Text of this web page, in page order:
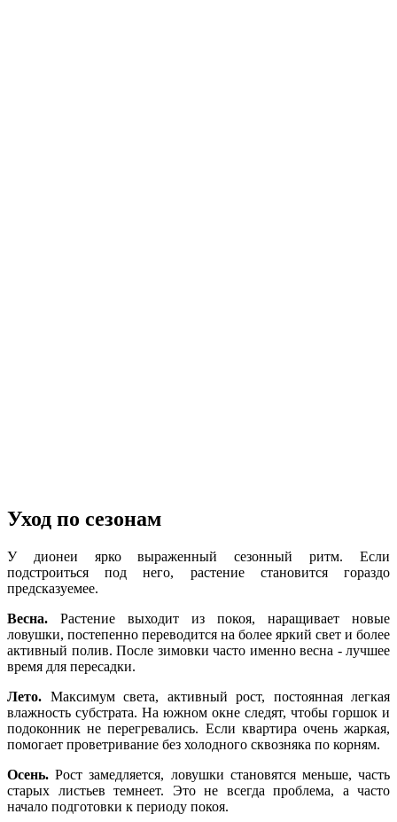
Уход по сезонам
У дионеи ярко выраженный сезонный ритм. Если
подстроиться под него, растение становится гораздо
предсказуемее.
Весна. Растение выходит из покоя, наращивает новые
ловушки, постепенно переводится на более яркий свет и более
активный полив. После зимовки часто именно весна - лучшее
время для пересадки.
Лето. Максимум света, активный рост, постоянная легкая
влажность субстрата. На южном окне следят, чтобы горшок и
подоконник не перегревались. Если квартира очень жаркая,
помогает проветривание без холодного сквозняка по корням.
Осень. Рост замедляется, ловушки становятся меньше, часть
старых листьев темнеет. Это не всегда проблема, а часто
начало подготовки к периоду покоя.